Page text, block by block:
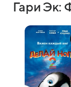
Гари Эк: